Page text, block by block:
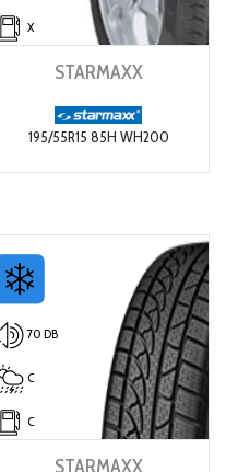
X
STARMAXX
195/55R15 85H WH200
70 DB
C
C
STARMAXX